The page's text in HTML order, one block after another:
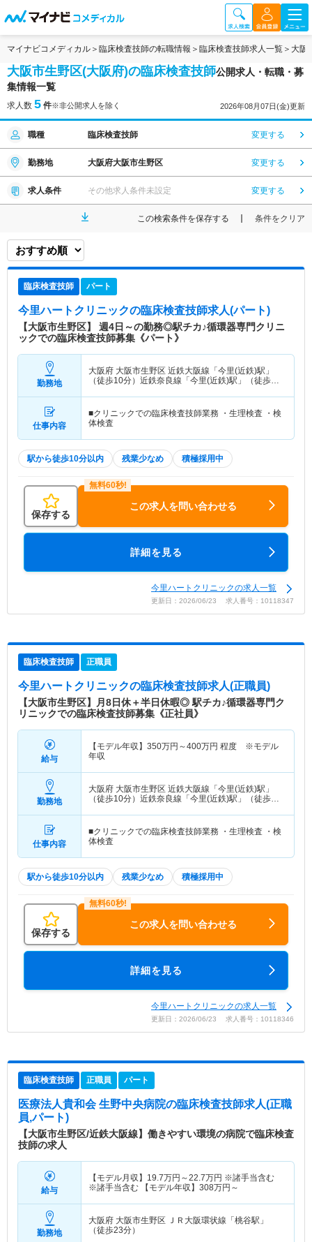
マイナビコメディカル 臨床検査技師の転職情報 臨床検査技師求人一覧 大阪
大阪市生野区(大阪府)の臨床検査技師公開求人・転職・募
集情報一覧
求人数 5 件※非公開求人を除く 2026年08月07日(金)更新
職種 臨床検査技師 変更する
勤務地 大阪府大阪市生野区 変更する
求人条件 その他求人条件未設定 変更する
この検索条件を保存する 条件をクリア
臨床検査技師 パート
今里ハートクリニックの臨床検査技師求人(パート)
【大阪市生野区】 週4日～の勤務◎駅チカ♪循環器専門クリニ
ックでの臨床検査技師募集《パート》
勤務地
大阪府 大阪市生野区 近鉄大阪線「今里(近鉄)駅」
（徒歩10分）近鉄奈良線「今里(近鉄)駅」（徒歩10
仕事内容
■クリニックでの臨床検査技師業務 ・生理検査 ・検
体検査
駅から徒歩10分以内 残業少なめ 積極採用中
保存する
この求人を問い合わせる
詳細を見る
今里ハートクリニックの求人一覧
更新日：2026/06/23 求人番号：10118347
臨床検査技師 正職員
今里ハートクリニックの臨床検査技師求人(正職員)
【大阪市生野区】月8日休＋半日休暇◎ 駅チカ♪循環器専門ク
リニックでの臨床検査技師募集《正社員》
給与
【モデル年収】 350万円～400万円 程度 ※モデル
年収
勤務地
大阪府 大阪市生野区 近鉄大阪線「今里(近鉄)駅」
（徒歩10分）近鉄奈良線「今里(近鉄)駅」（徒歩10
仕事内容
■クリニックでの臨床検査技師業務 ・生理検査 ・検
体検査
駅から徒歩10分以内 残業少なめ 積極採用中
保存する
この求人を問い合わせる
詳細を見る
今里ハートクリニックの求人一覧
更新日：2026/06/23 求人番号：10118346
臨床検査技師 正職員 パート
医療法人貴和会 生野中央病院の臨床検査技師求人(正職
員,パート)
【大阪市生野区/近鉄大阪線】働きやすい環境の病院で臨床検査
技師の求人
給与
【モデル月収】 19.7万円～22.7万円 ※諸手当含む
※諸手当含む 【モデル年収】 308万円～
勤務地
大阪府 大阪市生野区 ＪＲ大阪環状線「桃谷駅」
（徒歩23分）